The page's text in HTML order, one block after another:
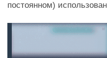
постоянном)